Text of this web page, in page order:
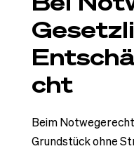
cht
Beim Notwegerecht
Grundstück ohne